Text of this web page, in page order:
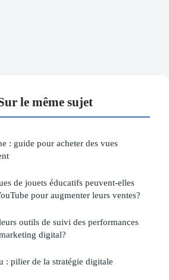
le même sujet
: guide pour acheter des vues
de jouets éducatifs peuvent-elles
pour augmenter leurs ventes?
outils de suivi des performances
digital?
: pilier de la stratégie digitale